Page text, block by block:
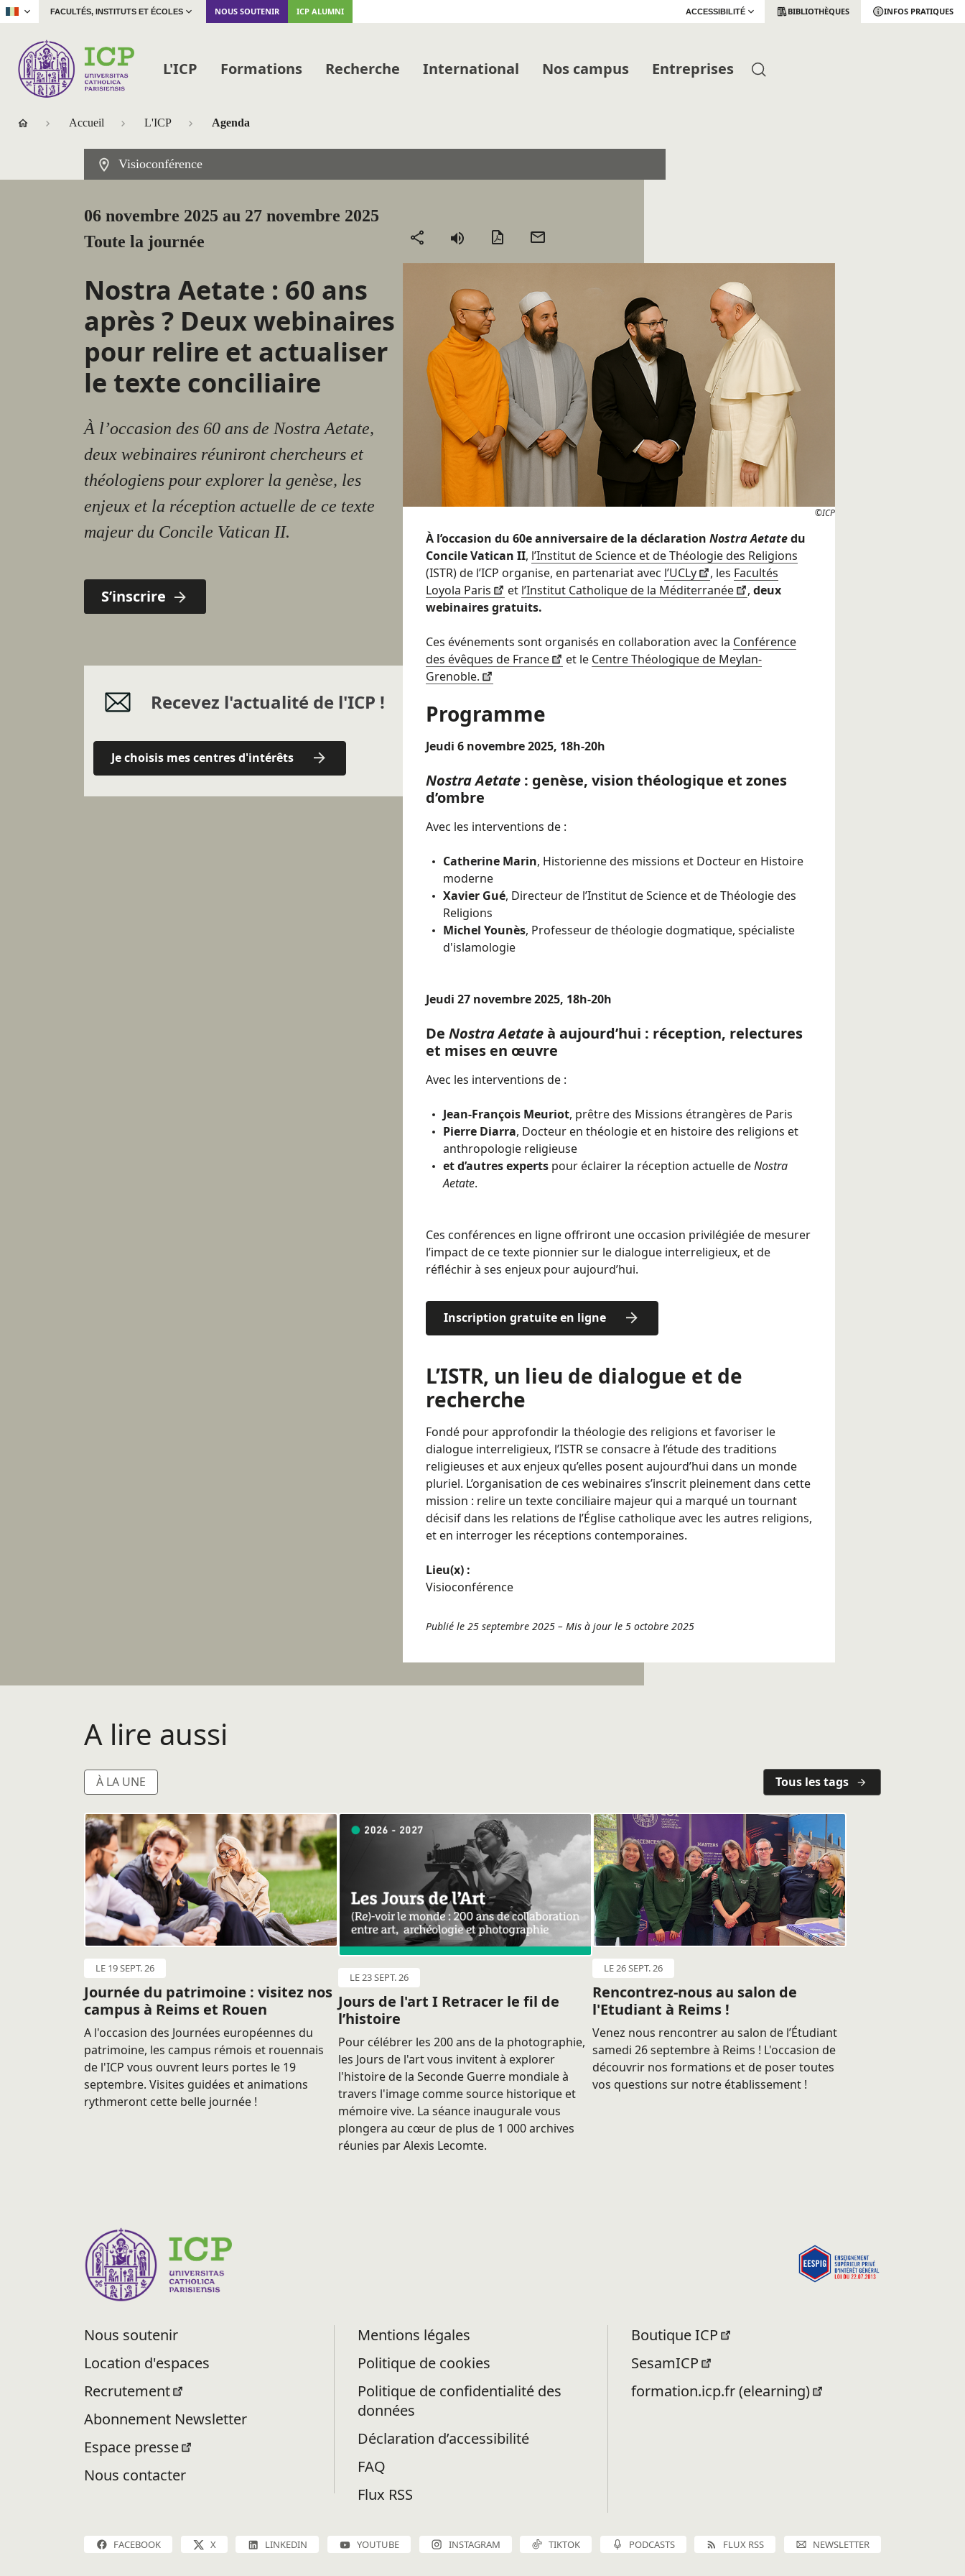
| FACULTÉS, INSTITUTS ET ÉCOLES NOUS SOUTENIR ICP ALUMNI ACCESSIBILITÉ BIBLIOTHÈQUES INFOS PRATIQUES
L'ICP Formations Recherche International Nos campus Entreprises
Accueil L'ICP Agenda
Visioconférence
06 novembre 2025 au 27 novembre 2025
Toute la journée
Nostra Aetate : 60 ans
après ? Deux webinaires
pour relire et actualiser
le texte conciliaire
À l’occasion des 60 ans de Nostra Aetate,
deux webinaires réuniront chercheurs et
théologiens pour explorer la genèse, les
enjeux et la réception actuelle de ce texte
majeur du Concile Vatican II.
S’inscrire
Recevez l'actualité de l'ICP !
Je choisis mes centres d'intérêts
Partager
Version
©ICP
À l’occasion du 60e anniversaire de la déclaration Nostra Aetatedu
Concile Vatican II, l’Institut de Science et de Théologie des Religions
(ISTR) de l’ICP organise, en partenariat avec l’UCLy , les Facultés
Loyola Paris
et l’Institut Catholique de la Méditerranée ,deux
webinaires gratuits.
Ces événements sont organisés en collaboration avec la Conférence
des évêques de France
et le Centre Théologique de Meylan-
Grenoble.
Programme
Jeudi 6 novembre 2025, 18h-20h
Nostra Aetate : genèse, vision théologique et zones
d’ombre
Avec les interventions de :
Catherine Marin, Historienne des missions et Docteur en Histoire
moderne
Xavier Gué, Directeur de l’Institut de Science et de Théologie des
Religions
Michel Younès, Professeur de théologie dogmatique, spécialiste
d'islamologie
Jeudi 27 novembre 2025, 18h-20h
De Nostra Aetateà aujourd’hui : réception, relectures
et mises en œuvre
Avec les interventions de :
Jean-François Meuriot, prêtre des Missions étrangères de Paris
Pierre Diarra, Docteur en théologie et en histoire des religions et
anthropologie religieuse
et d’autres experts pour éclairer la réception actuelle deNostra
Aetate.
Ces conférences en ligne offriront une occasion privilégiée de mesurer
l’impact de ce texte pionnier sur le dialogue interreligieux, et de
réfléchir à ses enjeux pour aujourd’hui.
Inscription gratuite en ligne
L’ISTR, un lieu de dialogue et de
recherche
Fondé pour approfondir la théologie des religions et favoriser le
dialogue interreligieux, l’ISTR se consacre à l’étude des traditions
religieuses et aux enjeux qu’elles posent aujourd’hui dans un monde
pluriel. L’organisation de ces webinaires s’inscrit pleinement dans cette
mission : relire un texte conciliaire majeur qui a marqué un tournant
décisif dans les relations de l’Église catholique avec les autres religions,
et en interroger les réceptions contemporaines.
Lieu(x) :
Visioconférence
Publié le 25 septembre 2025 – Mis à jour le 5 octobre 2025
A lire aussi
À LA UNE Tous les tags
LE 19 SEPT. 26
Journée du patrimoine : visitez nos
campus à Reims et Rouen
A l'occasion des Journées européennes du
patrimoine, les campus rémois et rouennais
de l'ICP vous ouvrent leurs portes le 19
septembre. Visites guidées et animations
rythmeront cette belle journée !
LE 23 SEPT. 26
Jours de l'art I Retracer le fil de
l’histoire
Pour célébrer les 200 ans de la photographie,
les Jours de l'art vous invitent à explorer
l'histoire de la Seconde Guerre mondiale à
travers l'image comme source historique et
mémoire vive. La séance inaugurale vous
plongera au cœur de plus de 1 000 archives
réunies par Alexis Lecomte.
LE 26 SEPT. 26
Rencontrez-nous au salon de
l'Etudiant à Reims !
Venez nous rencontrer au salon de l’Étudiant
samedi 26 septembre à Reims ! L'occasion de
découvrir nos formations et de poser toutes
vos questions sur notre établissement !
Nous soutenir
Location d'espaces
Recrutement
Abonnement Newsletter
Espace presse
Nous contacter
Mentions légales
Politique de cookies
Politique de confidentialité des
données
Déclaration d’accessibilité
FAQ
Flux RSS
Boutique ICP
SesamICP
formation.icp.fr (elearning)
FACEBOOK X LINKEDIN YOUTUBE INSTAGRAM TIKTOK PODCASTS FLUX RSS NEWSLETTER